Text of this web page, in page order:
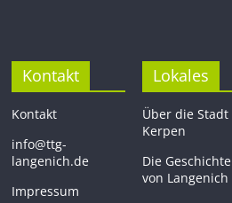
Kontakt
Kontakt
info@ttg-
langenich.de
Impressum
Lokales
Über die Stadt
Kerpen
Die Geschichte
von Langenich